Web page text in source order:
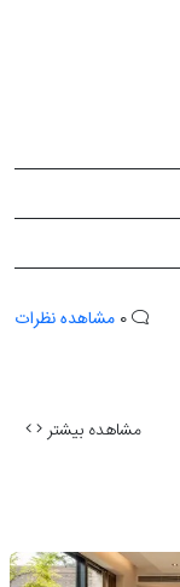
مشاهده نظرات
مشاهده بیشتر